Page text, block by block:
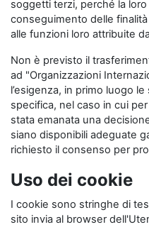
soggetti terzi, perché la
conseguimento delle
alle funzioni loro attribuite
Non è previsto il
ad "Organizzazioni
l’esigenza, in primo luogo
specifica, nel caso in cui
stata emanata una
siano disponibili adeguate
richiesto il consenso per
Uso dei cookie
I cookie sono stringhe di
sito invia al browser